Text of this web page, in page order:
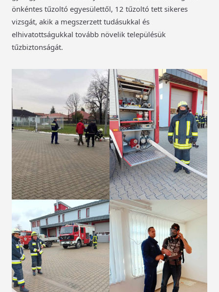
önkéntes tűzoltó egyesülettől, 12 tűzoltó tett sikeres
vizsgát, akik a megszerzett tudásukkal és
elhivatottságukkal tovább növelik településük
tűzbiztonságát.